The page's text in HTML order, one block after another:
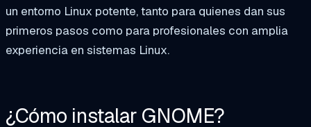
un entorno Linux potente, tanto para quienes dan sus
primeros pasos como para profesionales con amplia
experiencia en sistemas Linux.
¿Cómo instalar GNOME?